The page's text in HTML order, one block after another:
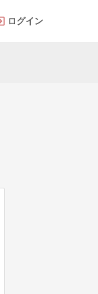
ログイン